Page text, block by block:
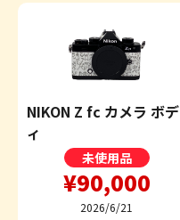
NIKON Z fc カメラ ボデ
ィ
未使用品
¥90,000
2026/6/21